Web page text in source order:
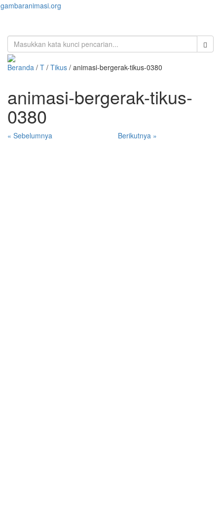
gambaranimasi.org
Beranda / T / Tikus / animasi-bergerak-tikus-0380
animasi-bergerak-tikus-
0380
« Sebelumnya Berikutnya »